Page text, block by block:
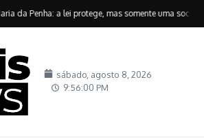
da Penha: a lei protege, mas somente uma
sábado, agosto 8, 2026
9:56:01 PM